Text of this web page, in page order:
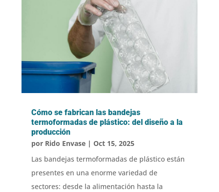
Cómo se fabrican las bandejas
termoformadas de plástico: del diseño a la
producción
por Rido Envase| Oct 15, 2025
Las bandejas termoformadas de plástico están
presentes en una enorme variedad de
sectores: desde la alimentación hasta la